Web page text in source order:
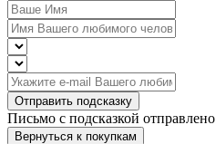
Отправить подсказку
Письмо с подсказкой отправлено
Вернуться к покупкам